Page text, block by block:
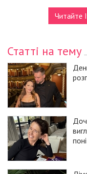
Читайте
Статті на тему
поні